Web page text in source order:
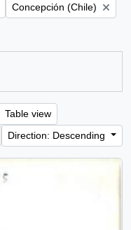
Remove filter:
Concepción (Chile)
Table view
Direction: Descending